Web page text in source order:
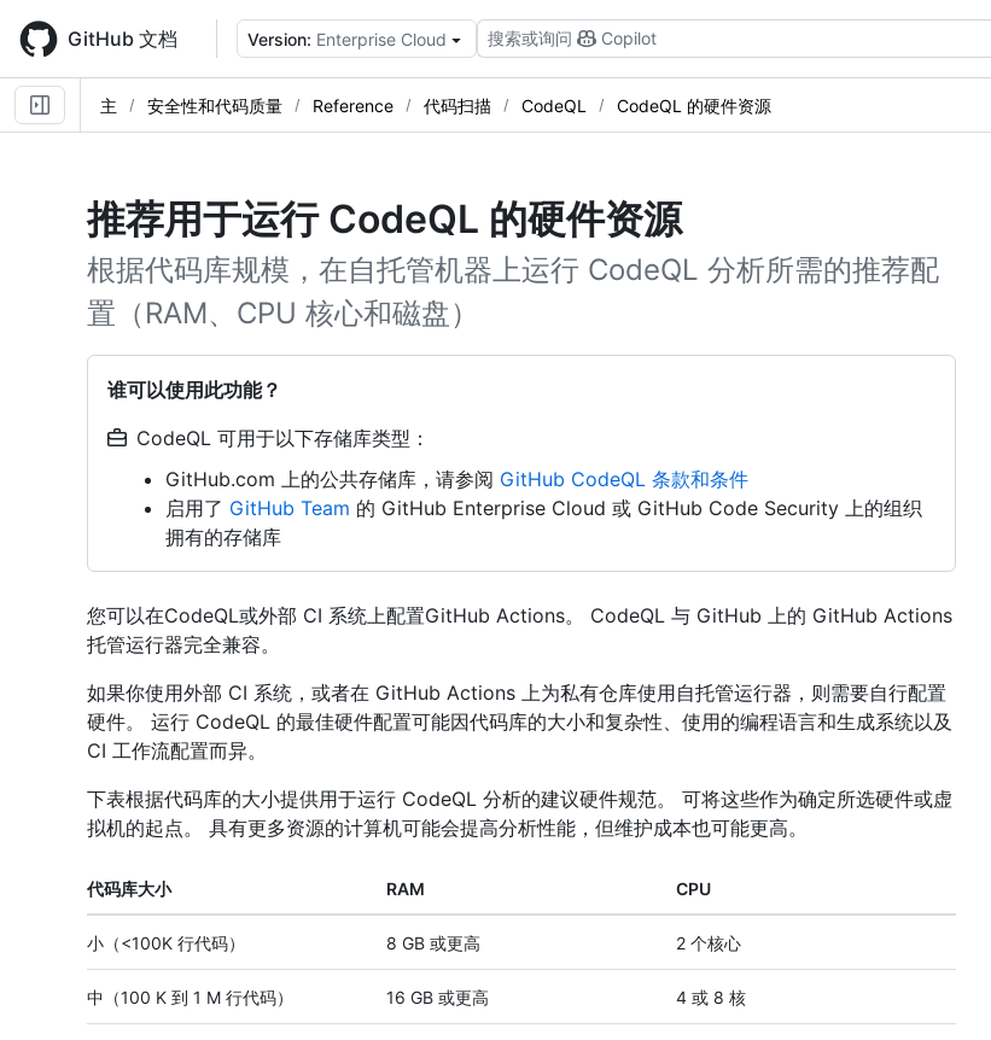
main
content
GitHub 文档 Version: Enterprise Cloud 搜索或询问 Copilot
主 安全性和代码质量 Reference 代码扫描 CodeQL CodeQL 的硬件资源
推荐用于运行 CodeQL 的硬件资源
根据代码库规模，在自托管机器上运行 CodeQL 分析所需的推荐配
置（RAM、CPU 核心和磁盘）
谁可以使用此功能？
CodeQL 可用于以下存储库类型：
GitHub.com 上的公共存储库，请参阅 GitHub CodeQL 条款和条件
启用了 GitHub Team 的 GitHub Enterprise Cloud 或 GitHub Code Security 上的组织
拥有的存储库
您可以在CodeQL或外部 CI 系统上配置GitHub Actions。 CodeQL 与 GitHub 上的 GitHub Actions
托管运行器完全兼容。
如果你使用外部 CI 系统，或者在 GitHub Actions 上为私有仓库使用自托管运行器，则需要自行配置
硬件。 运行 CodeQL 的最佳硬件配置可能因代码库的大小和复杂性、使用的编程语言和生成系统以及
CI 工作流配置而异。
下表根据代码库的大小提供用于运行 CodeQL 分析的建议硬件规范。 可将这些作为确定所选硬件或虚
拟机的起点。 具有更多资源的计算机可能会提高分析性能，但维护成本也可能更高。
代码库大小 RAM CPU
小（<100K 行代码） 8 GB 或更高 2 个核心
中（100 K 到 1 M 行代码） 16 GB 或更高 4 或 8 核